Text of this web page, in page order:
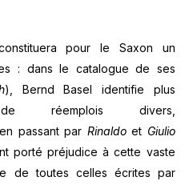
pour le Saxon un
: dans le catalogue de ses
), Bernd Basel identifie plus
réemplois divers,
passant par Rinaldoet Giulio
porté préjudice à cette vaste
de toutes celles écrites par